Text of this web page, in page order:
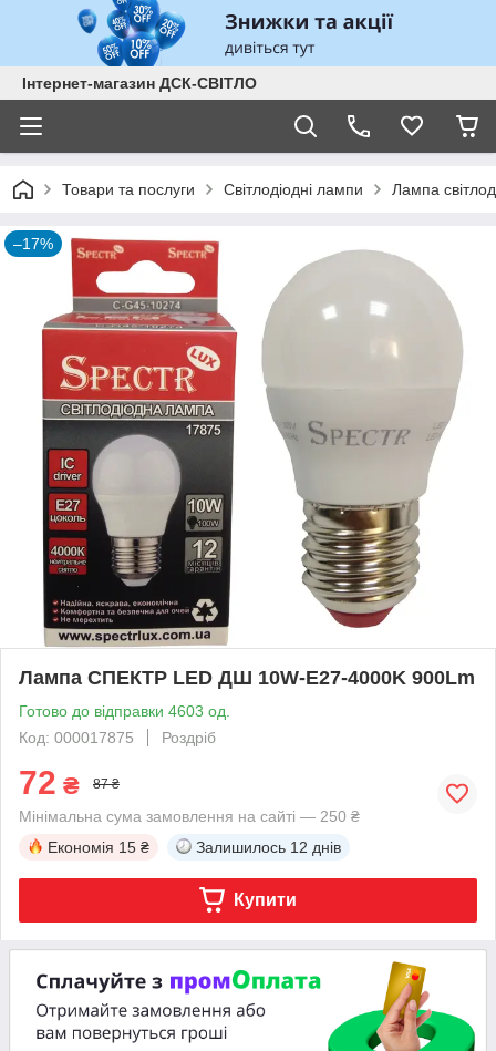
Інтернет-магазин ДСК-СВІТЛО
Товари та послуги Світлодіодні лампи Лампа
–17%
Лампа СПЕКТР LED ДШ 10W-E27-4000K 900Lm
Готово до відправки 4603 од.
Код: 000017875
Роздріб
72 ₴ 87 ₴
Мінімальна сума замовлення на сайті — 250 ₴
Економія 15 ₴ Залишилось 12 днів
Купити